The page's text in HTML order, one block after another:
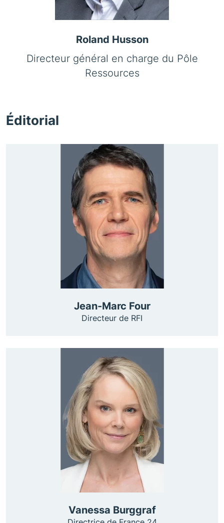
Roland Husson
Directeur général en charge du Pôle
Ressources
Éditorial
Jean-Marc Four
Directeur de RFI
Vanessa Burggraf